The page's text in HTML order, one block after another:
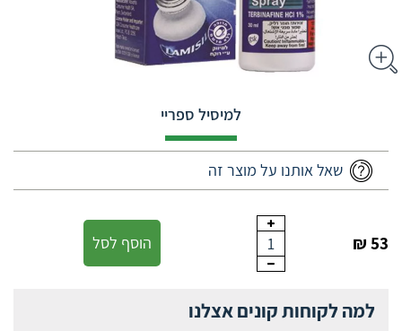
למיסיל ספריי
שאל אותנו על מוצר זה
53 ₪
1 הוסף לסל
למה לקוחות קונים אצלנו